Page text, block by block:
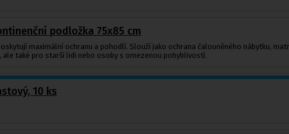
podložka 75x85 cm
maximální ochranu a pohodlí. Slouží jako ochrana čalouněného nábytku,
ale také pro starší lidi nebo osoby s omezenou pohyblivostí.
10 ks